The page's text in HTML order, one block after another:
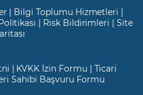
| Bilgi Toplumu Hizmetleri |
| Risk Bildirimleri |Site
| KVKK İzin Formu | Ticari
Sahibi Başvuru Formu